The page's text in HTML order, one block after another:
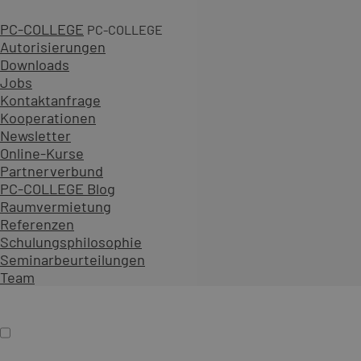
PC-COLLEGE PC-COLLEGE
Autorisierungen
Downloads
Jobs
Kontaktanfrage
Kooperationen
Newsletter
Online-Kurse
Partnerverbund
PC-COLLEGE Blog
Raumvermietung
Referenzen
Schulungsphilosophie
Seminarbeurteilungen
Team
5 Tage
ab 2.690,00 € zzgl. MwSt.
An 28 Standorten oder online
Diesen Kurs als offenes Seminar buchen
Gemeinsam mit Teilnehmenden aus verschiedenen
Als Präsenzseminar oder Live-Online-Training zu
Inhalt erweitern
PräsenzOnlineTermin auswählen
Firmenschulung